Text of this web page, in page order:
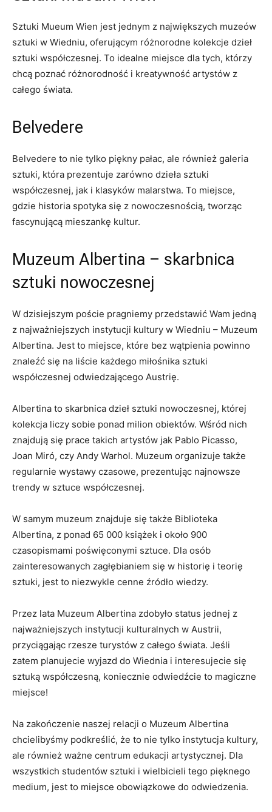
Sztuki‍ Mueum Wien jest jednym‌ z największych muzeów
sztuki w ‌Wiedniu, oferującym różnorodne kolekcje dzieł
sztuki ‌współczesnej. To idealne miejsce dla⁣ tych, ‌którzy‌
chcą poznać różnorodność i kreatywność artystów​ z
całego świata.
Belvedere
Belvedere to nie tylko piękny pałac, ale również galeria⁤
sztuki, która prezentuje zarówno⁤ dzieła sztuki
współczesnej, jak i ‍klasyków malarstwa. To miejsce,
gdzie historia spotyka się z nowoczesnością, tworząc
fascynującą mieszankę kultur.
Muzeum Albertina – skarbnica
sztuki ‌nowoczesnej
W dzisiejszym poście pragniemy przedstawić Wam jedną‍
z najważniejszych instytucji kultury w Wiedniu – Muzeum
Albertina. Jest to miejsce, które bez wątpienia⁤ powinno
znaleźć się na ‌liście każdego miłośnika sztuki
współczesnej odwiedzającego Austrię.
Albertina to skarbnica dzieł sztuki nowoczesnej, której
kolekcja liczy sobie ponad milion obiektów. Wśród nich
znajdują się prace takich artystów jak Pablo Picasso,
Joan Miró,‌ czy Andy Warhol. Muzeum‍ organizuje także
regularnie wystawy czasowe, prezentując najnowsze⁢
trendy w sztuce​ współczesnej.
W samym muzeum znajduje ‍się​ także Biblioteka‌
Albertina,‌ z ponad 65‍ 000 książek‍ i około 900 ​
czasopismami poświęconymi ⁤sztuce. Dla osób⁢
zainteresowanych ⁣zagłębianiem‍ się​ w historię i teorię
sztuki, jest to⁢ niezwykle cenne źródło wiedzy.
Przez lata Muzeum Albertina zdobyło status jednej z
najważniejszych instytucji kulturalnych w Austrii,
‍przyciągając rzesze turystów z całego świata. ‍Jeśli
zatem planujecie wyjazd do Wiednia i interesujecie się
sztuką ⁢współczesną, koniecznie odwiedźcie to magiczne
miejsce!
Na zakończenie naszej relacji o Muzeum Albertina
chcielibyśmy ⁢podkreślić, że to nie tylko instytucja kultury,
ale również ważne centrum edukacji artystycznej. Dla
wszystkich studentów sztuki i‌ wielbicieli tego pięknego
medium, jest to miejsce obowiązkowe do odwiedzenia.